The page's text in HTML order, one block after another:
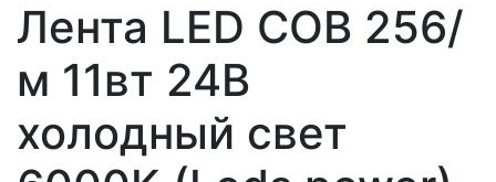
Лента LED COB 256/
м 11вт 24В
холодный свет